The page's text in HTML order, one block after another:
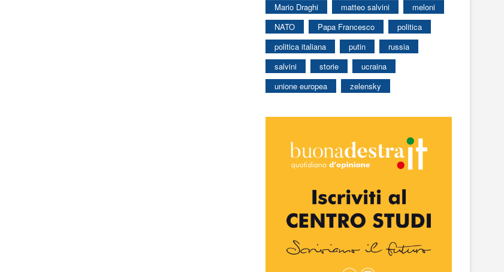
Mario Draghi
matteo salvini
meloni
NATO
Papa Francesco
politica
politica italiana
putin
russia
salvini
storie
ucraina
unione europea
zelensky